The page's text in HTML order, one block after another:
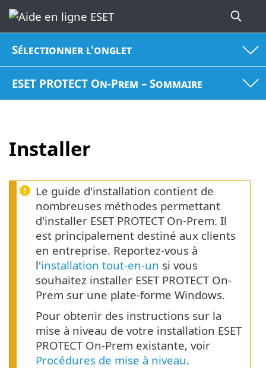
Sélectionner l'onglet
ESET PROTECT On-Prem – Sommaire
Installer
Le guide d'installation contient de
nombreuses méthodes permettant
d'installer ESET PROTECT On-Prem. Il
est principalement destiné aux clients
en entreprise. Reportez-vous à
l'installation tout-en-un si vous
souhaitez installer ESET PROTECT On-
Prem sur une plate-forme Windows.
Pour obtenir des instructions sur la
mise à niveau de votre installation ESET
PROTECT On-Prem existante, voir
Procédures de mise à niveau.